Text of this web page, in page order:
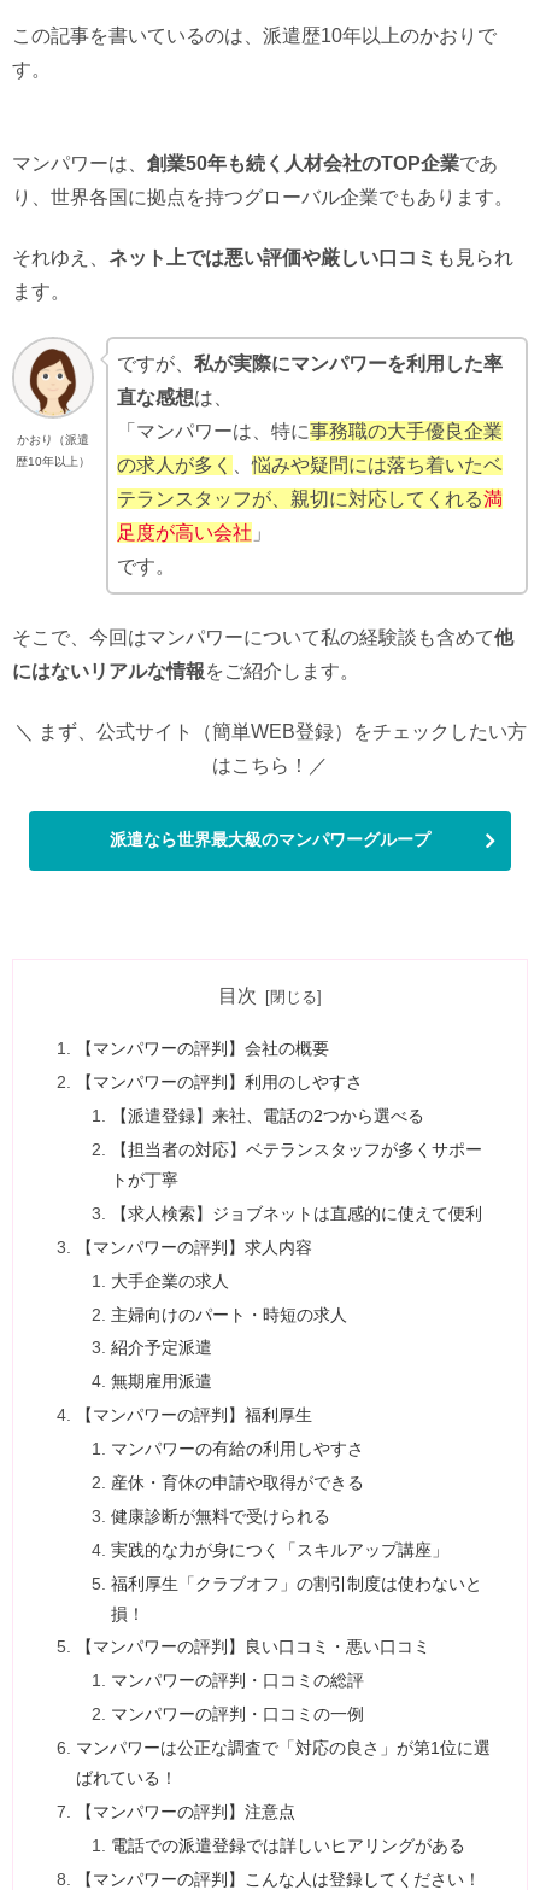
この記事を書いているのは、派遣歴10年以上のかおりで
す。
マンパワーは、 創業50年も続く人材会社のTOP企業であ
り、世界各国に拠点を持つグローバル企業でもあります。
それゆえ、 ネット上では悪い評価や厳しい口コミ も見られ
ます。
かおり（派遣
歴10年以上）
ですが、私が実際にマンパワーを利用した率
直な感想は、
「マンパワーは、特に事務職の大手優良企業
の求人が多く
、悩みや疑問には落ち着いたベ
テランスタッフが、親切に対応してくれる満
足度が高い会社 」
です。
そこで、今回はマンパワーについて私の経験談も含めて他
にはないリアルな情報をご紹介します。
＼ まず、公式サイト（簡単WEB登録）をチェックしたい方
はこちら！／
派遣なら世界最大級のマンパワーグループ
目次
【マンパワーの評判】会社の概要
【マンパワーの評判】利用のしやすさ
【派遣登録】来社、電話の2つから選べる
【担当者の対応】ベテランスタッフが多くサポー
トが丁寧
【求人検索】ジョブネットは直感的に使えて便利
【マンパワーの評判】求人内容
大手企業の求人
主婦向けのパート・時短の求人
紹介予定派遣
無期雇用派遣
【マンパワーの評判】福利厚生
マンパワーの有給の利用しやすさ
産休・育休の申請や取得ができる
健康診断が無料で受けられる
実践的な力が身につく「スキルアップ講座」
福利厚生「クラブオフ」の割引制度は使わないと
損！
【マンパワーの評判】良い口コミ・悪い口コミ
マンパワーの評判・口コミの総評
マンパワーの評判・口コミの一例
マンパワーは公正な調査で「対応の良さ」が第1位に選
ばれている！
【マンパワーの評判】注意点
電話での派遣登録では詳しいヒアリングがある
【マンパワーの評判】こんな人は登録してください！